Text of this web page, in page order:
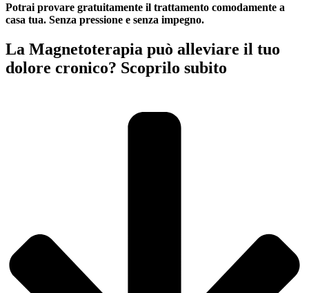
Potrai provare gratuitamente il trattamento comodamente a
casa tua. Senza pressione e senza impegno.
La Magnetoterapia può alleviare il tuo
dolore cronico? Scoprilo subito